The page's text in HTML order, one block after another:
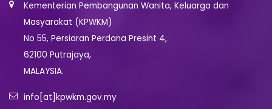
Kementerian Pembangunan Wanita, Keluarga dan
Masyarakat (KPWKM)
No 55, Persiaran Perdana Presint 4,
62100 Putrajaya,
MALAYSIA.
info[at]kpwkm.gov.my